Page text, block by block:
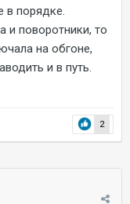
в порядке.
и поворотники, то
на обгоне,
и в путь.
2